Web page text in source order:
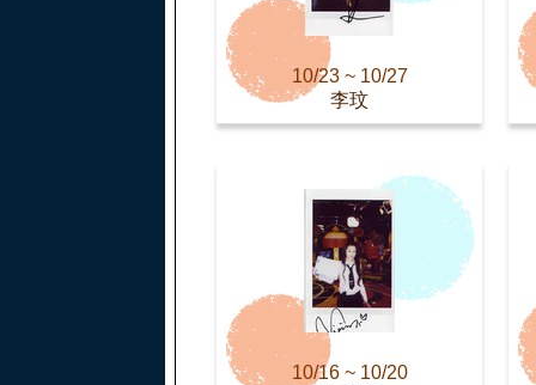
10/23 ~ 10/27
李玟
10/16 ~ 10/20